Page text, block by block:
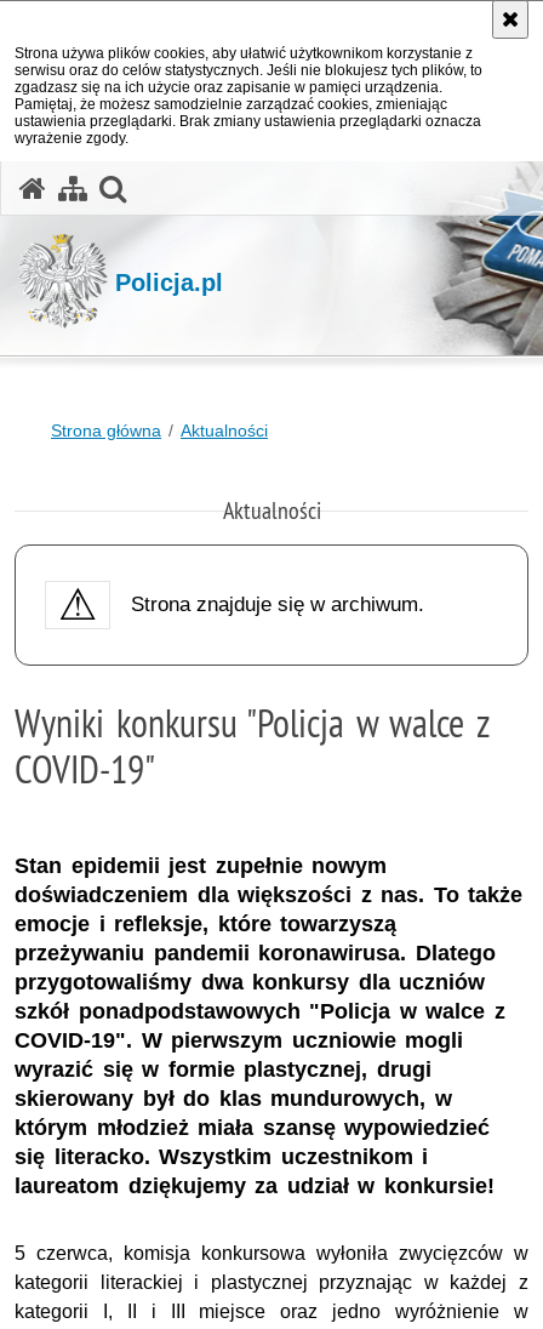
Strona używa plików cookies, aby ułatwić użytkownikom korzystanie z
serwisu oraz do celów statystycznych. Jeśli nie blokujesz tych plików, to
zgadzasz się na ich użycie oraz zapisanie w pamięci urządzenia.
Pamiętaj, że możesz samodzielnie zarządzać cookies, zmieniając
ustawienia przeglądarki. Brak zmiany ustawienia przeglądarki oznacza
wyrażenie zgody.
Policja.pl
Strona główna Aktualności
Aktualności
Strona znajduje się w archiwum.
Wyniki konkursu "Policja w walce z
COVID-19"
Stan epidemii jest zupełnie nowym
doświadczeniem dla większości z nas. To także
emocje i refleksje, które towarzyszą
przeżywaniu pandemii koronawirusa. Dlatego
przygotowaliśmy dwa konkursy dla uczniów
szkół ponadpodstawowych "Policja w walce z
COVID-19". W pierwszym uczniowie mogli
wyrazić się w formie plastycznej, drugi
skierowany był do klas mundurowych, w
którym młodzież miała szansę wypowiedzieć
się literacko. Wszystkim uczestnikom i
laureatom dziękujemy za udział w konkursie!
5 czerwca, komisja konkursowa wyłoniła zwycięzców w
kategorii literackiej i plastycznej przyznając w każdej z
kategorii I, II i III miejsce oraz jedno wyróżnienie w